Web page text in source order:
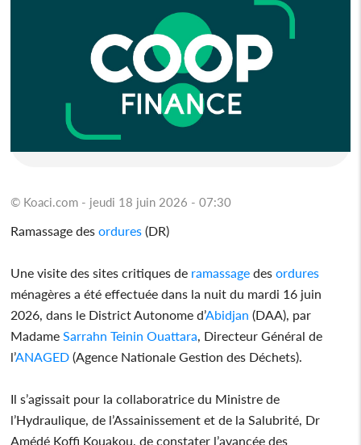
© Koaci.com - jeudi 18 juin 2026 - 07:30
Ramassage desordures (DR)
Une visite des sites critiques de ramassage desordures
ménagères a été effectuée dans la nuit du mardi 16 juin
2026, dans le District Autonome d’Abidjan (DAA), par
Madame Sarrahn Teinin Ouattara , Directeur Général de
l’ANAGED (Agence Nationale Gestion des Déchets).
Il s’agissait pour la collaboratrice du Ministre de
l’Hydraulique, de l’Assainissement et de la Salubrité, Dr
Amédé Koffi Kouakou, de constater l’avancée des